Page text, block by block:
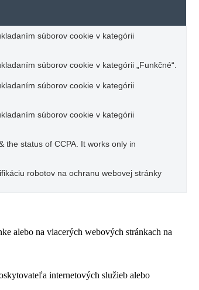
súborov cookie v kategórii
súborov cookie v kategórii „Funkčné“.
súborov cookie v kategórii
súborov cookie v kategórii
the status of CCPA. It works only in
robotov na ochranu webovej stránky
alebo na viacerých webových stránkach na
internetových služieb alebo